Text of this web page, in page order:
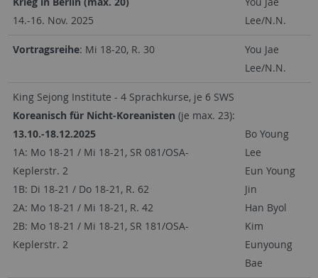
14.-16. Nov. 2025
Lee/N.N.
Vortragsreihe: Mi 18-20, R. 30
You Jae
Lee/N.N.
King Sejong Institute - 4 Sprachkurse, je 6 SWS
Koreanisch für Nicht-Koreanisten (je max. 23):
13.10.-18.12.2025
1A: Mo 18-21 / Mi 18-21, SR 081/OSA-
Keplerstr. 2
1B: Di 18-21 / Do 18-21, R. 62
2A: Mo 18-21 / Mi 18-21, R. 42
2B: Mo 18-21 / Mi 18-21, SR 181/OSA-
Keplerstr. 2
Bo Young
Lee
Eun Young
Jin
Han Byol
Kim
Eunyoung
Bae